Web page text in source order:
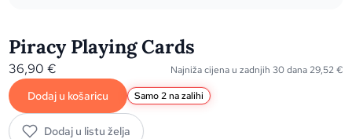
Piracy Playing Cards
36,90€ Najniža cijena u zadnjih 30 dana 29,52€
Dodaj u košaricu Samo 2 na zalihi
Dodaj u listu želja